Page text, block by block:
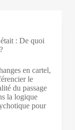
: De quoi
en cartel,
le
du passage
la logique
pour